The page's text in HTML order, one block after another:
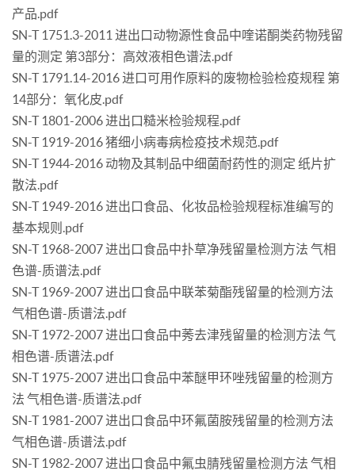
产品.pdf
SN-T 1751.3-2011 进出口动物源性食品中喹诺酮类药物残留
量的测定 第3部分：高效液相色谱法.pdf
SN-T 1791.14-2016 进口可用作原料的废物检验检疫规程 第
14部分：氧化皮.pdf
SN-T 1801-2006 进出口糙米检验规程.pdf
SN-T 1919-2016 猪细小病毒病检疫技术规范.pdf
SN-T 1944-2016 动物及其制品中细菌耐药性的测定 纸片扩
散法.pdf
SN-T 1949-2016 进出口食品、化妆品检验规程标准编写的
基本规则.pdf
SN-T 1968-2007 进出口食品中扑草净残留量检测方法 气相
色谱-质谱法.pdf
SN-T 1969-2007 进出口食品中联苯菊酯残留量的检测方法
气相色谱-质谱法.pdf
SN-T 1972-2007 进出口食品中莠去津残留量的检测方法 气
相色谱-质谱法.pdf
SN-T 1975-2007 进出口食品中苯醚甲环唑残留量的检测方
法 气相色谱-质谱法.pdf
SN-T 1981-2007 进出口食品中环氟菌胺残留量的检测方法
气相色谱-质谱法.pdf
SN-T 1982-2007 进出口食品中氟虫腈残留量检测方法 气相